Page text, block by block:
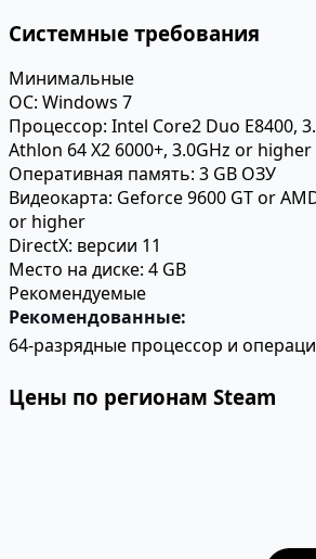
Системные требования
Минимальные
ОС: Windows 7
Процессор: Intel Core2 Duo E8400,
Athlon 64 X2 6000+, 3.0GHz or higher
Оперативная память: 3 GB ОЗУ
Видеокарта: Geforce 9600 GT or
or higher
DirectX: версии 11
Место на диске: 4 GB
Рекомендуемые
Рекомендованные:
64-разрядные процессор и
Цены по регионам Steam